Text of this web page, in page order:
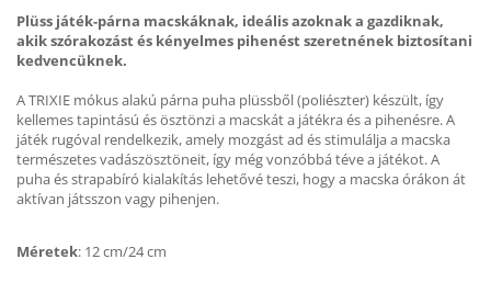
Plüss játék-párna macskáknak, ideális azoknak a gazdiknak,
akik szórakozást és kényelmes pihenést szeretnének biztosítani
kedvencüknek.
A TRIXIE mókus alakú párna puha plüssből (poliészter) készült, így
kellemes tapintású és ösztönzi a macskát a játékra és a pihenésre. A
játék rugóval rendelkezik, amely mozgást ad és stimulálja a macska
természetes vadászösztöneit, így még vonzóbbá téve a játékot. A
puha és strapabíró kialakítás lehetővé teszi, hogy a macska órákon át
aktívan játsszon vagy pihenjen.
Méretek: 12 cm/24 cm